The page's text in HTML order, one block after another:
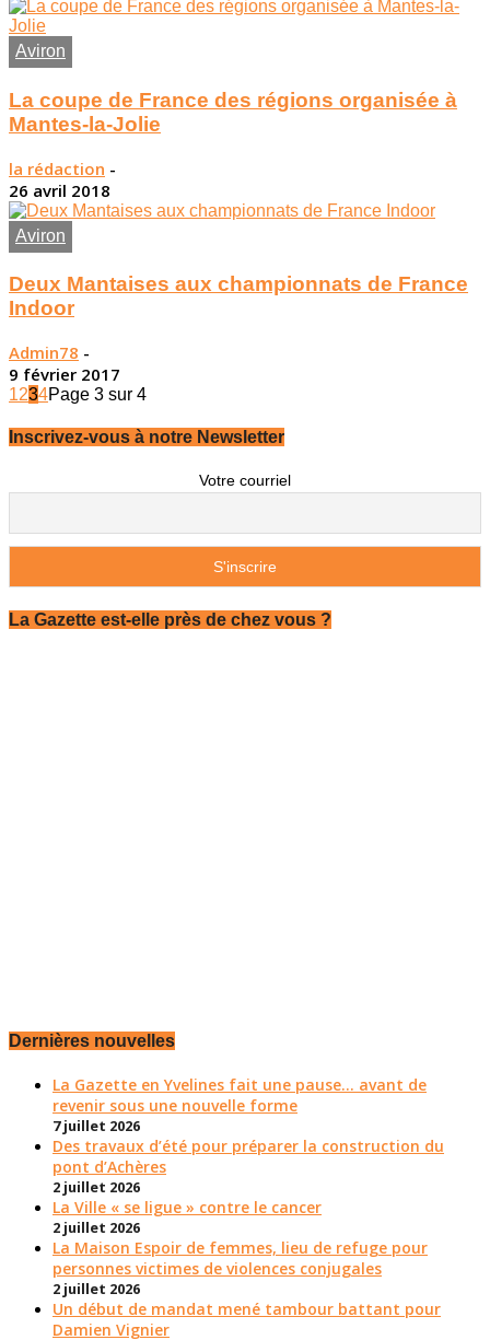
Aviron
La coupe de France des régions organisée à
Mantes-la-Jolie
la rédaction -
26 avril 2018
Aviron
Deux Mantaises aux championnats de France
Indoor
Admin78 -
9 février 2017
1234Page 3 sur 4
Inscrivez-vous à notre Newsletter
Votre courriel
La Gazette est-elle près de chez vous ?
Dernières nouvelles
La Gazette en Yvelines fait une pause... avant de
revenir sous une nouvelle forme
7 juillet 2026
Des travaux d’été pour préparer la construction du
pont d’Achères
2 juillet 2026
La Ville « se ligue » contre le cancer
2 juillet 2026
La Maison Espoir de femmes, lieu de refuge pour
personnes victimes de violences conjugales
2 juillet 2026
Un début de mandat mené tambour battant pour
Damien Vignier